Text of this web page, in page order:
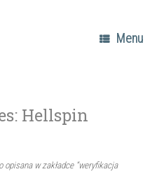
Menu
Hellspin
opisana w zakładce “weryfikacja